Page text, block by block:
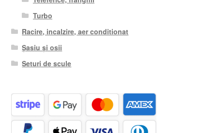
Turbo
Racire, incalzire, aer conditionat
Șasiu și osii
Seturi de scule